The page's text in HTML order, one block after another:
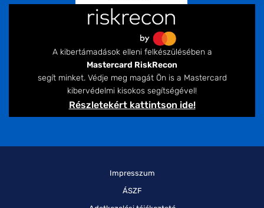
A kibertámadások elleni felkészülésében a
Mastercard RiskRecon
segít minket. Védje meg magát Ön is a Mastercard
kibervédelmi kisokos segítségével!
Részletekért kattintson ide!
Impresszum
ÁSZF